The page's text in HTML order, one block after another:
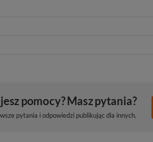
pomocy? Masz pytania?
pytania i odpowiedzi publikując dla innych.